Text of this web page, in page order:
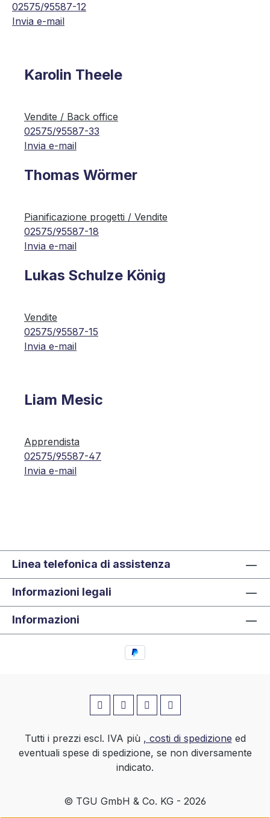
02575/95587-12
Invia e-mail
Karolin Theele
Vendite / Back office
02575/95587-33
Invia e-mail
Thomas Wörmer
Pianificazione progetti / Vendite
02575/95587-18
Invia e-mail
Lukas Schulze König
Vendite
02575/95587-15
Invia e-mail
Liam Mesic
Apprendista
02575/95587-47
Invia e-mail
Linea telefonica di assistenza
Informazioni legali
Informazioni
Tutti i prezzi escl. IVA più , costi di spedizione ed
eventuali spese di spedizione, se non diversamente
indicato.
© TGU GmbH & Co. KG - 2026